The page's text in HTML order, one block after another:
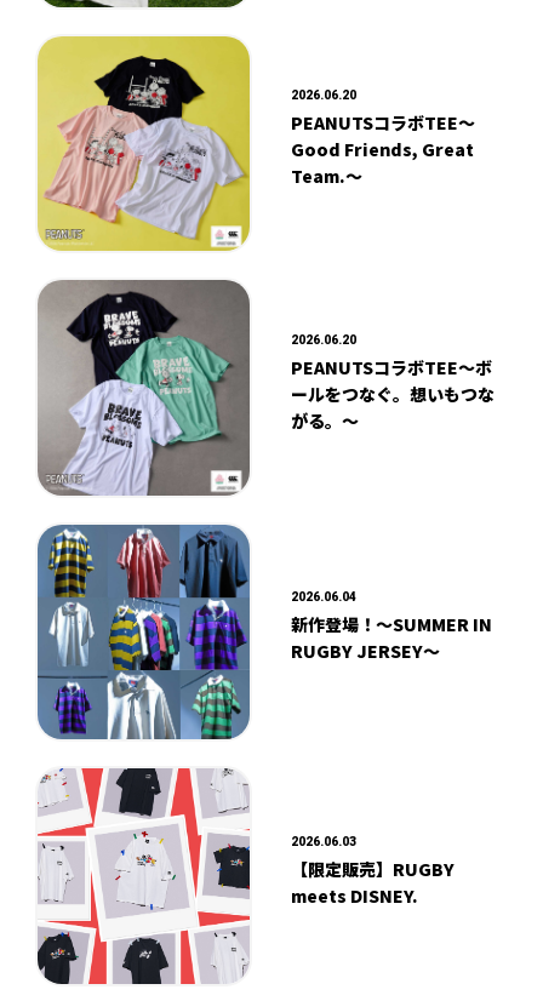
2026.06.20
PEANUTSコラボTEE～
Good Friends, Great
Team.～
2026.06.20
PEANUTSコラボTEE～ボ
ールをつなぐ。想いもつな
がる。～
2026.06.04
新作登場！～SUMMER IN
RUGBY JERSEY～
2026.06.03
【限定販売】RUGBY
meets DISNEY.